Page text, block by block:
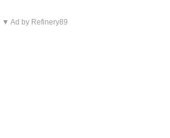
▼ Ad by Refinery89